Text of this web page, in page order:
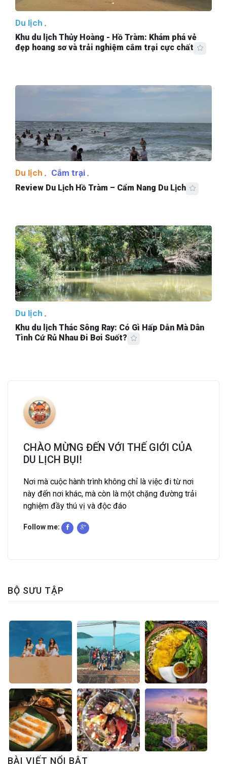
Du lịch
Khu du lịch Thủy Hoàng - Hồ Tràm: Khám phá vẻ
đẹp hoang sơ và trải nghiệm cắm trại cực chất
Du lịch Cắm trại
Review Du Lịch Hồ Tràm – Cẩm Nang Du Lịch
Du lịch
Khu du lịch Thác Sông Ray: Có Gì Hấp Dẫn Mà Dân
Tình Cứ Rủ Nhau Đi Bơi Suốt?
CHÀO MỪNG ĐẾN VỚI THẾ GIỚI CỦA
DU LỊCH BỤI!
Nơi mà cuộc hành trình không chỉ là việc đi từ nơi
này đến nơi khác, mà còn là một chặng đường trải
nghiệm đầy thú vị và độc đáo
Follow me:
BỘ SƯU TẬP
BÀI VIẾT NỔI BẬT